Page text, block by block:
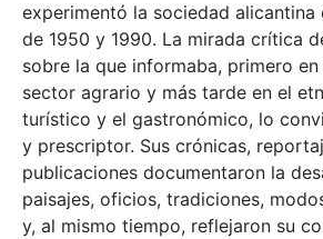
experimentó la sociedad alicantina
de 1950 y 1990. La mirada crítica
sobre la que informaba, primero
sector agrario y más tarde en el
turístico y el gastronómico, lo
y prescriptor. Sus crónicas,
publicaciones documentaron la
paisajes, oficios, tradiciones,
y, al mismo tiempo, reflejaron su